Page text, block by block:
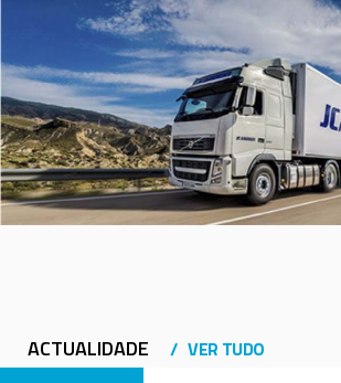
ACTUALIDADE VER TUDO